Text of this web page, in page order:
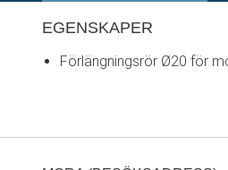
EGENSKAPER
Förlängningsrör Ø20 för